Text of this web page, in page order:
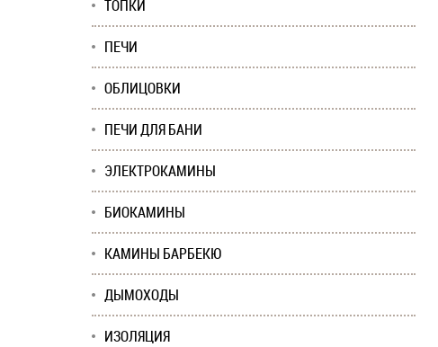
ТОПКИ
ПЕЧИ
ОБЛИЦОВКИ
ПЕЧИ ДЛЯ БАНИ
ЭЛЕКТРОКАМИНЫ
БИОКАМИНЫ
КАМИНЫ БАРБЕКЮ
ДЫМОХОДЫ
ИЗОЛЯЦИЯ